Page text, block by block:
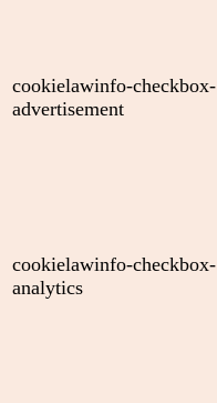
cookielawinfo-checkbox-
advertisement
cookielawinfo-checkbox-
analytics